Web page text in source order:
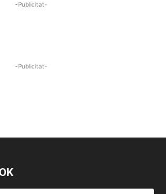
-Publicitat-
-Publicitat-